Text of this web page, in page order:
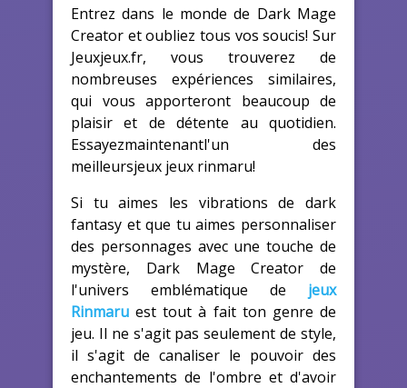
Entrez dans le monde de Dark Mage
Creator et oubliez tous vos soucis! Sur
Jeuxjeux.fr, vous trouverez de
nombreuses expériences similaires,
qui vous apporteront beaucoup de
plaisir et de détente au quotidien.
Essayezmaintenantl'un des
meilleursjeux jeux rinmaru!
Si tu aimes les vibrations de dark
fantasy et que tu aimes personnaliser
des personnages avec une touche de
mystère, Dark Mage Creator de
l'univers emblématique de jeux
Rinmaru est tout à fait ton genre de
jeu. Il ne s'agit pas seulement de style,
il s'agit de canaliser le pouvoir des
enchantements de l'ombre et d'avoir